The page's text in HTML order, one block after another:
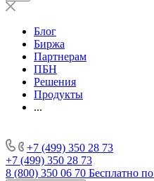
Блог
Биржа
Партнерам
ПБН
Решения
Продукты
...
+7 (499) 350 28 73
+7 (499) 350 28 73
8 (800) 350 06 70 Бесплатно